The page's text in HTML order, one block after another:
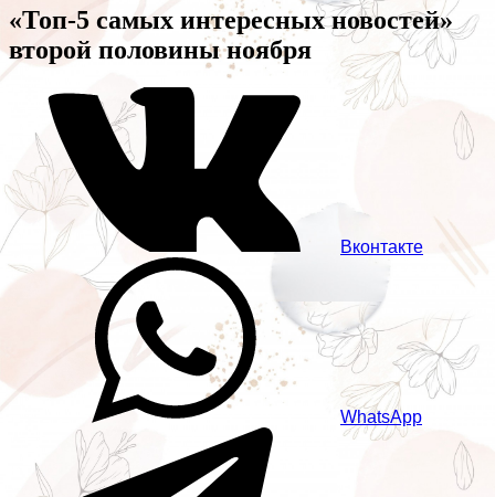
«Топ-5 самых интересных новостей»
второй половины ноября
Вконтакте
WhatsApp